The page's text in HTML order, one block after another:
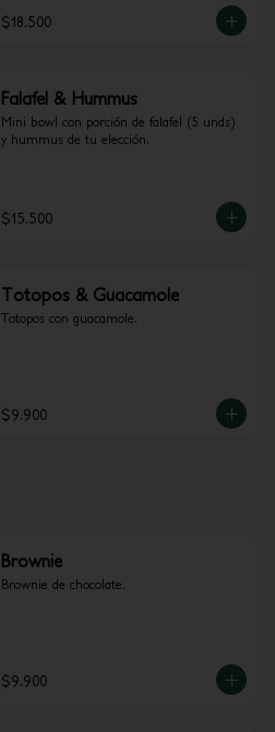
$18.500
Falafel & Hummus
Mini bowl con porción de falafel (5 unds)
y hummus de tu elección.
$15.500
Totopos & Guacamole
Totopos con guacamole.
$9.900
Brownie
Brownie de chocolate.
$9.900